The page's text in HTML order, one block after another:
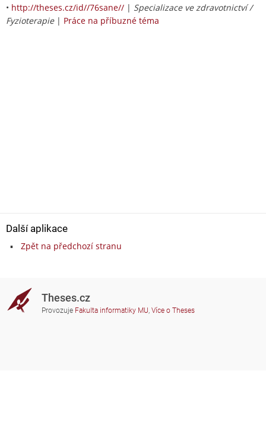
• http://theses.cz/id//76sane// | Specializace ve zdravotnictví /
Fyzioterapie| Práce na příbuzné téma
Další aplikace
Zpět na předchozí stranu
Theses.cz
Provozuje Fakulta informatiky MU, Více o Theses